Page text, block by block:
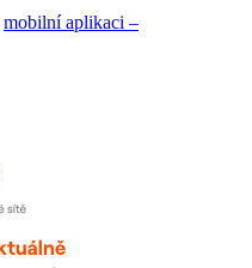
mobilní aplikaci –